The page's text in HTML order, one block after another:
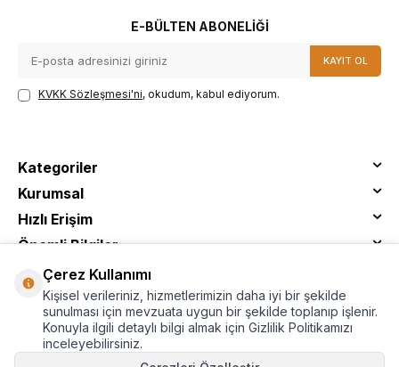
E-BÜLTEN ABONELIĞI
KAYIT OL
KVKK Sözleşmesi'ni, okudum, kabul ediyorum.
Kategoriler
Kurumsal
Hızlı Erişim
Önemli Bilgiler
Çerez Kullanımı
Kişisel verileriniz, hizmetlerimizin daha iyi bir şekilde
sunulması için mevzuata uygun bir şekilde toplanıp işlenir.
Konuyla ilgili detaylı bilgi almak için Gizlilik Politikamızı
inceleyebilirsiniz.